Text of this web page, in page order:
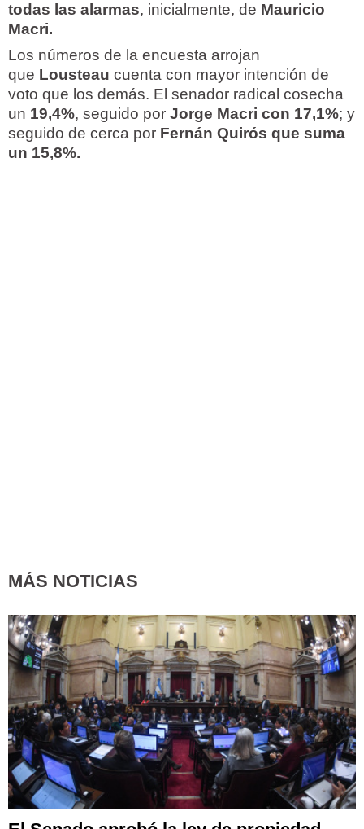
todas las alarmas, inicialmente, de Mauricio
Macri.
Los números de la encuesta arrojan
que Lousteau cuenta con mayor intención de
voto que los demás. El senador radical cosecha
un 19,4%, seguido por Jorge Macri con 17,1%; y
seguido de cerca por Fernán Quirós que suma
un 15,8%.
MÁS NOTICIAS